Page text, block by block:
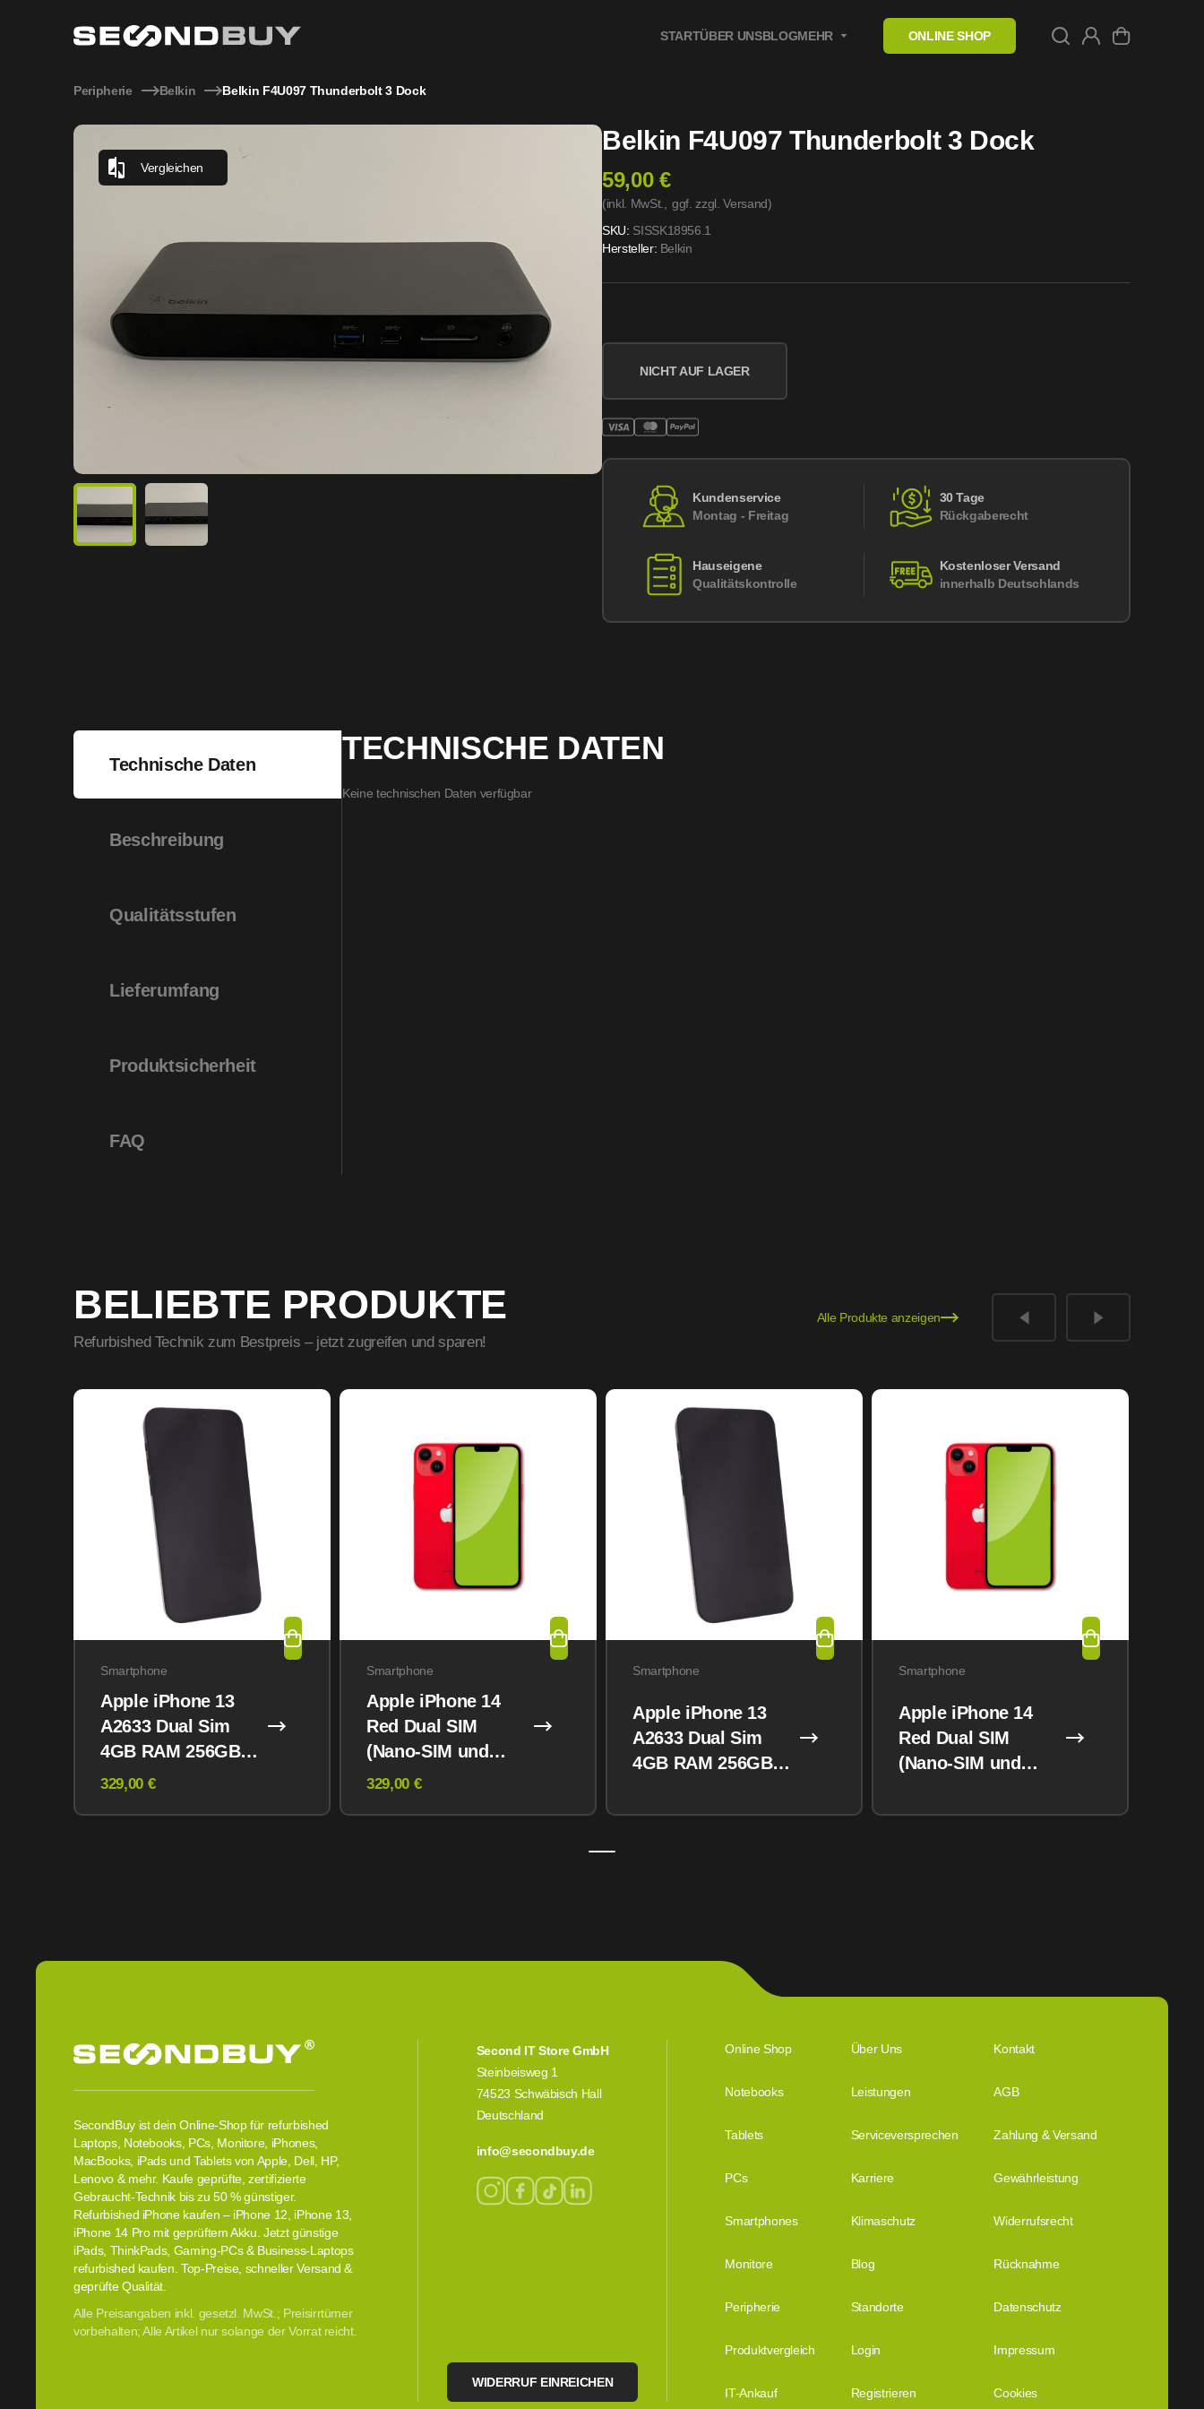
STARTÜBER UNSBLOGMEHR ONLINE SHOP
Peripherie Belkin Belkin F4U097 Thunderbolt 3 Dock
Vergleichen
Belkin F4U097 Thunderbolt 3 Dock
59,00 €
(inkl. MwSt., ggf. zzgl. Versand)
SKU: SISSK18956.1
Hersteller: Belkin
NICHT AUF LAGER
Kundenservice
Montag - Freitag
30 Tage
Rückgaberecht
Hauseigene
Qualitätskontrolle
Kostenloser Versand
innerhalb Deutschlands
Technische Daten
Beschreibung
Qualitätsstufen
Lieferumfang
Produktsicherheit
FAQ
TECHNISCHE DATEN
Keine technischen Daten verfügbar
BELIEBTE PRODUKTE
Refurbished Technik zum Bestpreis – jetzt zugreifen und sparen!
Alle Produkte anzeigen
Smartphone
Apple iPhone 13
A2633 Dual Sim
4GB RAM 256GB
Midnight
329,00 €
Smartphone
Apple iPhone 14
Red Dual SIM
(Nano-SIM und
eSIM) 128GB
329,00 €
Smartphone
Apple iPhone 13
A2633 Dual Sim
4GB RAM 256GB
Smartphone
Apple iPhone 14
Red Dual SIM
(Nano-SIM und
SecondBuy ist dein Online-Shop für refurbished
Laptops, Notebooks, PCs, Monitore, iPhones,
MacBooks, iPads und Tablets von Apple, Dell, HP,
Lenovo & mehr. Kaufe geprüfte, zertifizierte
Gebraucht-Technik bis zu 50 % günstiger.
Refurbished iPhone kaufen – iPhone 12, iPhone 13,
iPhone 14 Pro mit geprüftem Akku. Jetzt günstige
iPads, ThinkPads, Gaming-PCs & Business-Laptops
refurbished kaufen. Top-Preise, schneller Versand &
geprüfte Qualität.
Alle Preisangaben inkl. gesetzl. MwSt.; Preisirrtümer
vorbehalten; Alle Artikel nur solange der Vorrat reicht.
Second IT Store GmbH
Steinbeisweg 1
74523 Schwäbisch Hall
Deutschland
info@secondbuy.de
WIDERRUF EINREICHEN
Online Shop Über Uns Kontakt
Notebooks Leistungen AGB
Tablets Serviceversprechen Zahlung & Versand
PCs Karriere Gewährleistung
Smartphones Klimaschutz Widerrufsrecht
Monitore Blog Rücknahme
Peripherie Standorte Datenschutz
Produktvergleich Login Impressum
IT-Ankauf Registrieren Cookies